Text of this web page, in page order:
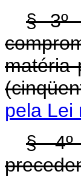
§ 3º
matéria
pela Lei
§ 4º